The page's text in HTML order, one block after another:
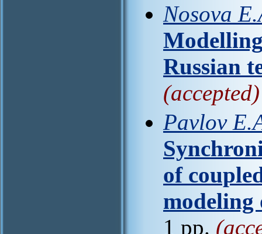
Nosova
Russian
(accepted)
Pavlov
of
modeling
1 pp.